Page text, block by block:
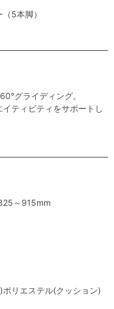
5本脚）
グライディング。
ティビティをサポートし
～915mm
リエステル(クッション)